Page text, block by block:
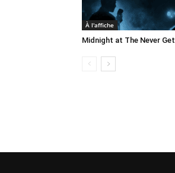
À l'affiche
Midnight at The Never Get